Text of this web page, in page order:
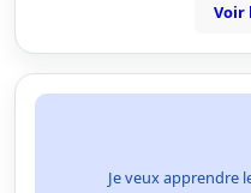
Voir
Je veux apprendre